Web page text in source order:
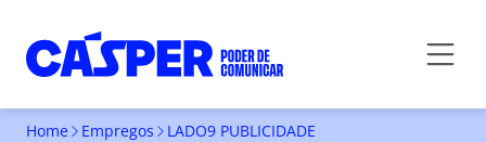
Home Empregos LADO9 PUBLICIDADE